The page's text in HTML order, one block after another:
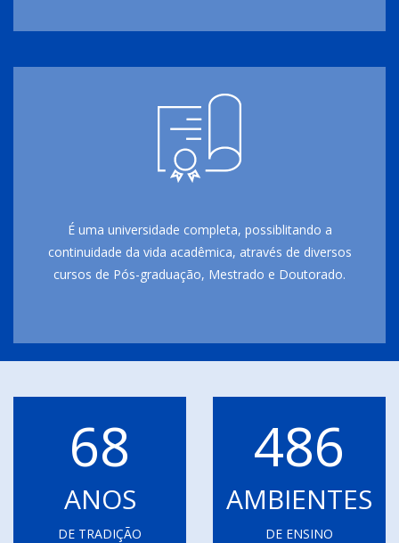
É uma universidade completa, possiblitando a
continuidade da vida acadêmica, através de diversos
cursos de Pós-graduação, Mestrado e Doutorado.
68
ANOS
DE TRADIÇÃO
486
AMBIENTES
DE ENSINO